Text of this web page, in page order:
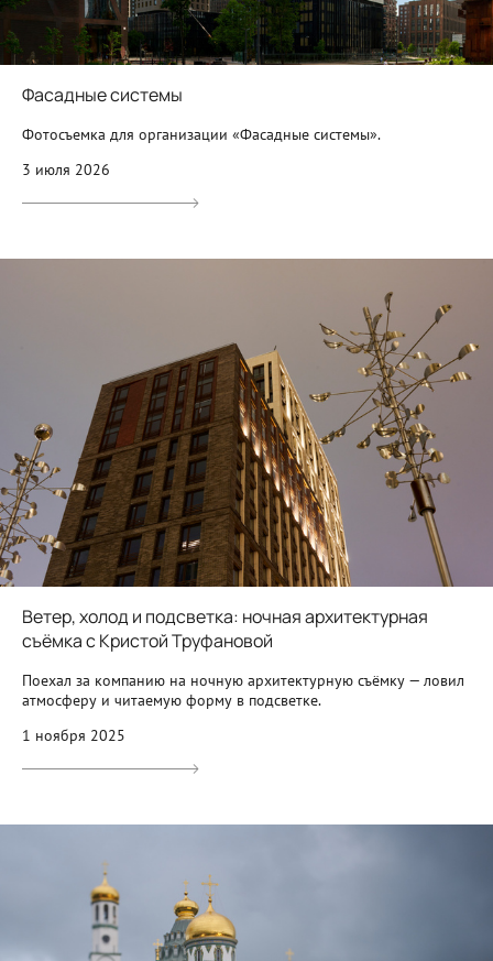
Фасадные системы
Фотосъемка для организации «Фасадные системы».
3 июля 2026
Ветер, холод и подсветка: ночная архитектурная
съёмка с Кристой Труфановой
Поехал за компанию на ночную архитектурную съёмку — ловил
атмосферу и читаемую форму в подсветке.
1 ноября 2025